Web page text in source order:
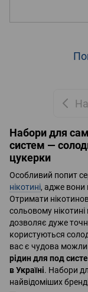
Набори для
систем —
цукерки
Особливий попит
нікотині, адже вони
Отримати
сольовому
дозволяє дуже
користуються
вас є чудова
рідин для под
в Україні. Набори
найвідоміших